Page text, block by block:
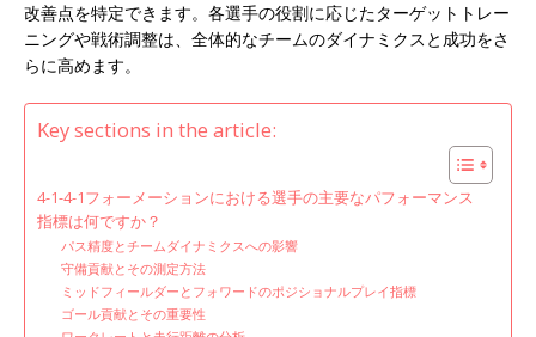
改善点を特定できます。各選手の役割に応じたターゲットトレー
ニングや戦術調整は、全体的なチームのダイナミクスと成功をさ
らに高めます。
Key sections in the article:
4-1-4-1フォーメーションにおける選手の主要なパフォーマンス
指標は何ですか？
パス精度とチームダイナミクスへの影響
守備貢献とその測定方法
ミッドフィールダーとフォワードのポジショナルプレイ指標
ゴール貢献とその重要性